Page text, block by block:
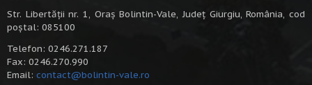
Str. Libertății nr. 1, Oraș Bolintin-Vale, Județ Giurgiu, România, cod
poștal: 085100
Telefon: 0246.271.187
Fax: 0246.270.990
Email: contact@bolintin-vale.ro